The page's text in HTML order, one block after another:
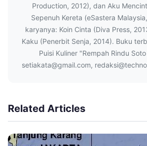
Production, 2012), dan Aku
Sepenuh Kereta (eSastera
karyanya: Koin Cinta (Diva Press,
Kaku (Penerbit Senja, 2014). Buku
Puisi Kuliner "Rempah Rindu
setiakata@gmail.com,
Related Articles